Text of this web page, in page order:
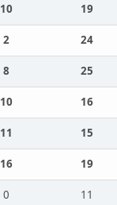
10
19
2
24
8
25
10
16
11
15
16
19
0
11